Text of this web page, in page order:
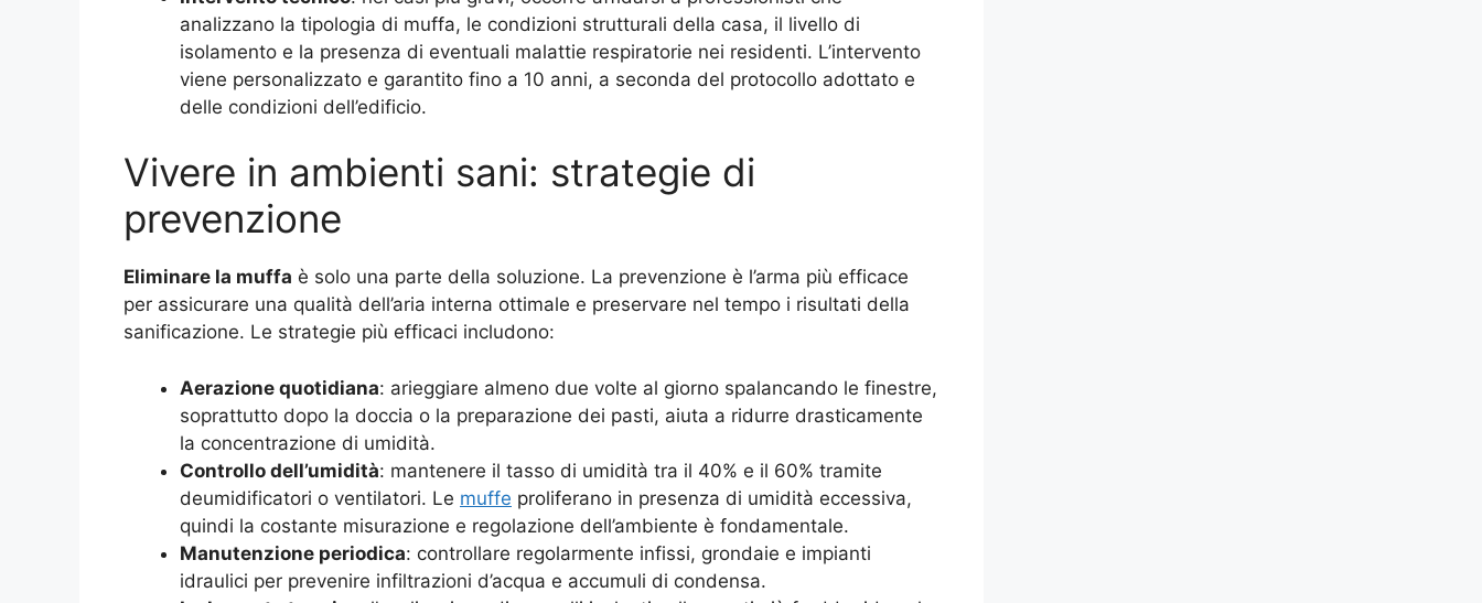
analizzano la tipologia di muffa, le condizioni strutturali della casa, il livello di
isolamento e la presenza di eventuali malattie respiratorie nei residenti. L’intervento
viene personalizzato e garantito fino a 10 anni, a seconda del protocollo adottato e
delle condizioni dell’edificio.
Vivere in ambienti sani: strategie di
prevenzione
Eliminare la muffa è solo una parte della soluzione. La prevenzione è l’arma più efficace
per assicurare una qualità dell’aria interna ottimale e preservare nel tempo i risultati della
sanificazione. Le strategie più efficaci includono:
Aerazione quotidiana: arieggiare almeno due volte al giorno spalancando le finestre,
soprattutto dopo la doccia o la preparazione dei pasti, aiuta a ridurre drasticamente
la concentrazione di umidità.
Controllo dell’umidità: mantenere il tasso di umidità tra il 40% e il 60% tramite
deumidificatori o ventilatori. Le muffe proliferano in presenza di umidità eccessiva,
quindi la costante misurazione e regolazione dell’ambiente è fondamentale.
Manutenzione periodica: controllare regolarmente infissi, grondaie e impianti
idraulici per prevenire infiltrazioni d’acqua e accumuli di condensa.